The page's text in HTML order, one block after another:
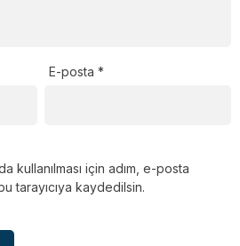
E-posta*
kullanılması için adım, e-posta
tarayıcıya kaydedilsin.